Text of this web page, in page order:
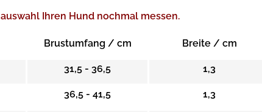
Ihren Hund nochmal messen.
Brustumfang / cm Breite / cm
31,5 - 36,5 1,3
36,5 - 41,5 1,3